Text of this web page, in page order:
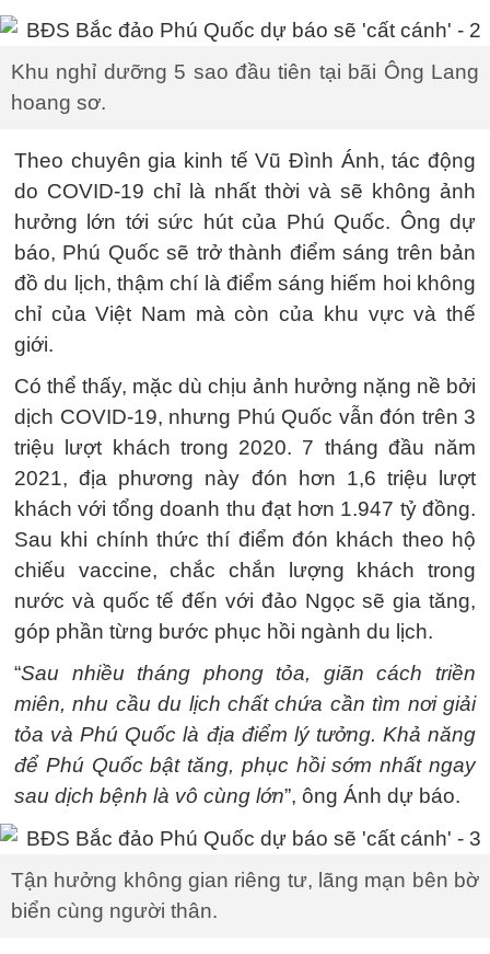
Khu nghỉ dưỡng 5 sao đầu tiên tại bãi Ông Lang
hoang sơ.
Theo chuyên gia kinh tế Vũ Đình Ánh, tác động
do COVID-19 chỉ là nhất thời và sẽ không ảnh
hưởng lớn tới sức hút của Phú Quốc. Ông dự
báo, Phú Quốc sẽ trở thành điểm sáng trên bản
đồ du lịch, thậm chí là điểm sáng hiếm hoi không
chỉ của Việt Nam mà còn của khu vực và thế
giới.
Có thể thấy, mặc dù chịu ảnh hưởng nặng nề bởi
dịch COVID-19, nhưng Phú Quốc vẫn đón trên 3
triệu lượt khách trong 2020. 7 tháng đầu năm
2021, địa phương này đón hơn 1,6 triệu lượt
khách với tổng doanh thu đạt hơn 1.947 tỷ đồng.
Sau khi chính thức thí điểm đón khách theo hộ
chiếu vaccine, chắc chắn lượng khách trong
nước và quốc tế đến với đảo Ngọc sẽ gia tăng,
góp phần từng bước phục hồi ngành du lịch.
“Sau nhiều tháng phong tỏa, giãn cách triền
miên, nhu cầu du lịch chất chứa cần tìm nơi giải
tỏa và Phú Quốc là địa điểm lý tưởng. Khả năng
để Phú Quốc bật tăng, phục hồi sớm nhất ngay
sau dịch bệnh là vô cùng lớn”, ông Ánh dự báo.
Tận hưởng không gian riêng tư, lãng mạn bên bờ
biển cùng người thân.